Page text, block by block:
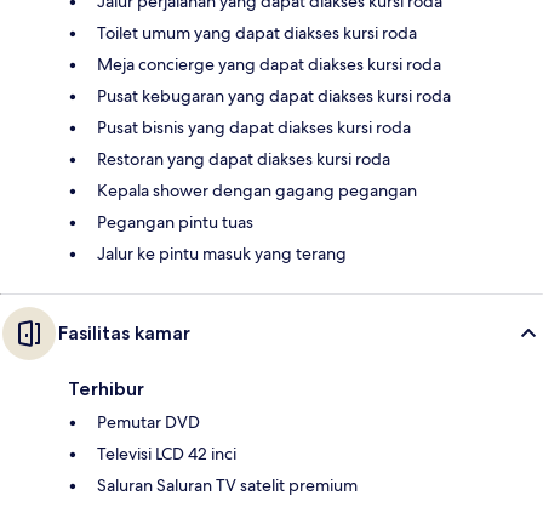
Toilet umum yang dapat diakses kursi roda
Meja concierge yang dapat diakses kursi roda
Pusat kebugaran yang dapat diakses kursi roda
Pusat bisnis yang dapat diakses kursi roda
Restoran yang dapat diakses kursi roda
Kepala shower dengan gagang pegangan
Pegangan pintu tuas
Jalur ke pintu masuk yang terang
Fasilitas kamar
Terhibur
Pemutar DVD
Televisi LCD 42 inci
Saluran Saluran TV satelit premium